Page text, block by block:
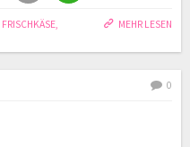
MEHR LESEN
FRISCHKÄSE,
0